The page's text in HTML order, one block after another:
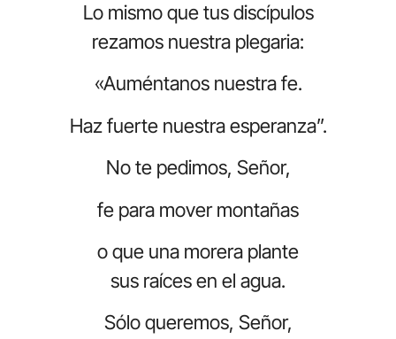
Lo mismo que tus discípulos
rezamos nuestra plegaria:
«Auméntanos nuestra fe.
Haz fuerte nuestra esperanza”.
No te pedimos, Señor,
fe para mover montañas
o que una morera plante
sus raíces en el agua.
Sólo queremos, Señor,